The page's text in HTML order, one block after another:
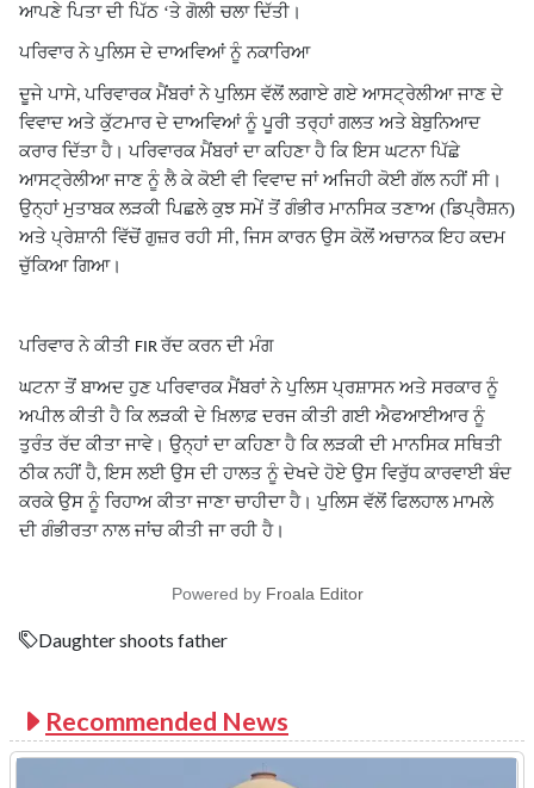
ਆਪਣੇ ਪਿਤਾ ਦੀ ਪਿੱਠ ‘ਤੇ ਗੋਲੀ ਚਲਾ ਦਿੱਤੀ।
ਪਰਿਵਾਰ ਨੇ ਪੁਲਿਸ ਦੇ ਦਾਅਵਿਆਂ ਨੂੰ ਨਕਾਰਿਆ
ਦੂਜੇ ਪਾਸੇ, ਪਰਿਵਾਰਕ ਮੈਂਬਰਾਂ ਨੇ ਪੁਲਿਸ ਵੱਲੋਂ ਲਗਾਏ ਗਏ ਆਸਟ੍ਰੇਲੀਆ ਜਾਣ ਦੇ
ਵਿਵਾਦ ਅਤੇ ਕੁੱਟਮਾਰ ਦੇ ਦਾਅਵਿਆਂ ਨੂੰ ਪੂਰੀ ਤਰ੍ਹਾਂ ਗਲਤ ਅਤੇ ਬੇਬੁਨਿਆਦ
ਕਰਾਰ ਦਿੱਤਾ ਹੈ। ਪਰਿਵਾਰਕ ਮੈਂਬਰਾਂ ਦਾ ਕਹਿਣਾ ਹੈ ਕਿ ਇਸ ਘਟਨਾ ਪਿੱਛੇ
ਆਸਟ੍ਰੇਲੀਆ ਜਾਣ ਨੂੰ ਲੈ ਕੇ ਕੋਈ ਵੀ ਵਿਵਾਦ ਜਾਂ ਅਜਿਹੀ ਕੋਈ ਗੱਲ ਨਹੀਂ ਸੀ।
ਉਨ੍ਹਾਂ ਮੁਤਾਬਕ ਲੜਕੀ ਪਿਛਲੇ ਕੁਝ ਸਮੇਂ ਤੋਂ ਗੰਭੀਰ ਮਾਨਸਿਕ ਤਣਾਅ (ਡਿਪ੍ਰੈਸ਼ਨ)
ਅਤੇ ਪ੍ਰੇਸ਼ਾਨੀ ਵਿੱਚੋਂ ਗੁਜ਼ਰ ਰਹੀ ਸੀ, ਜਿਸ ਕਾਰਨ ਉਸ ਕੋਲੋਂ ਅਚਾਨਕ ਇਹ ਕਦਮ
ਚੁੱਕਿਆ ਗਿਆ।
ਪਰਿਵਾਰ ਨੇ ਕੀਤੀ FIR ਰੱਦ ਕਰਨ ਦੀ ਮੰਗ
ਘਟਨਾ ਤੋਂ ਬਾਅਦ ਹੁਣ ਪਰਿਵਾਰਕ ਮੈਂਬਰਾਂ ਨੇ ਪੁਲਿਸ ਪ੍ਰਸ਼ਾਸਨ ਅਤੇ ਸਰਕਾਰ ਨੂੰ
ਅਪੀਲ ਕੀਤੀ ਹੈ ਕਿ ਲੜਕੀ ਦੇ ਖ਼ਿਲਾਫ਼ ਦਰਜ ਕੀਤੀ ਗਈ ਐਫਆਈਆਰ ਨੂੰ
ਤੁਰੰਤ ਰੱਦ ਕੀਤਾ ਜਾਵੇ। ਉਨ੍ਹਾਂ ਦਾ ਕਹਿਣਾ ਹੈ ਕਿ ਲੜਕੀ ਦੀ ਮਾਨਸਿਕ ਸਥਿਤੀ
ਠੀਕ ਨਹੀਂ ਹੈ,ਇਸ ਲਈ ਉਸ ਦੀ ਹਾਲਤ ਨੂੰ ਦੇਖਦੇ ਹੋਏ ਉਸ ਵਿਰੁੱਧ ਕਾਰਵਾਈ ਬੰਦ
ਕਰਕੇ ਉਸ ਨੂੰ ਰਿਹਾਅ ਕੀਤਾ ਜਾਣਾ ਚਾਹੀਦਾ ਹੈ। ਪੁਲਿਸ ਵੱਲੋਂ ਫਿਲਹਾਲ ਮਾਮਲੇ
ਦੀ ਗੰਭੀਰਤਾ ਨਾਲ ਜਾਂਚ ਕੀਤੀ ਜਾ ਰਹੀ ਹੈ।
Powered by Froala Editor
Daughter shoots father
Recommended News